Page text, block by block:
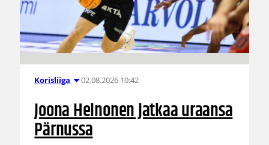
Korisliiga 02.08.2026 10:42
Joona Heinonen jatkaa uraansa
Pärnussa